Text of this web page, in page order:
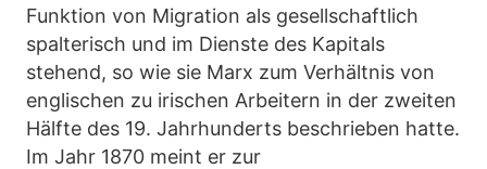
Funktion von Migration als gesellschaftlich
spalterisch und im Dienste des Kapitals
stehend, so wie sie Marx zum Verhältnis von
englischen zu irischen Arbeitern in der zweiten
Hälfte des 19. Jahrhunderts beschrieben hatte.
Im Jahr 1870 meint er zur